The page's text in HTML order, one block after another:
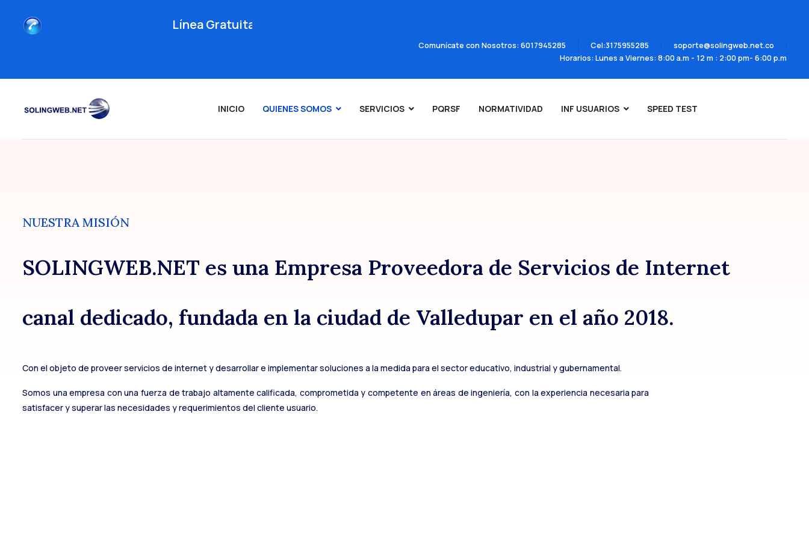
Línea Gratuita Nacional 018000196070
Comunícate con Nosotros: 6017945285 Cel:3175955285
soporte@solingweb.net.co
Horarios: Lunes a Viernes: 8:00 a.m - 12 m : 2:00 pm- 6:00 p.m
INICIO QUIENES SOMOS SERVICIOS PQRSF NORMATIVIDAD INF USUARIOS SPEED TEST
NUESTRA MISIÓN
SOLINGWEB.NET es una Empresa Proveedora de Servicios de Internet
canal dedicado, fundada en la ciudad de Valledupar en el año 2018.
Con el objeto de proveer servicios de internet y desarrollar e implementar soluciones a la medida para el sector educativo, industrial y gubernamental.
Somos una empresa con una fuerza de trabajo altamente calificada, comprometida y competente en áreas de ingeniería, con la experiencia necesaria para
satisfacer y superar las necesidades y requerimientos del cliente usuario.